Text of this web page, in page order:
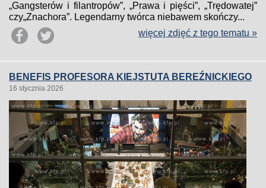
„Gangsterów i filantropów”, „Prawa i pięści”, „Trędowatej”
czy„Znachora”. Legendarny twórca niebawem skończy...
więcej zdjęć z tego tematu »
BENEFIS PROFESORA KIEJSTUTA BEREŹNICKIEGO
16 stycznia 2026